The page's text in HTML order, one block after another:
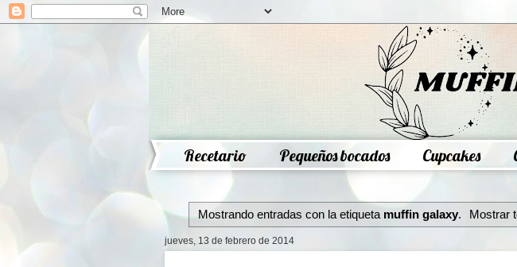
Recetario Pequeños bocados Cupcakes
Mostrando entradas con la etiqueta muffin galaxy. Mostrar
jueves, 13 de febrero de 2014